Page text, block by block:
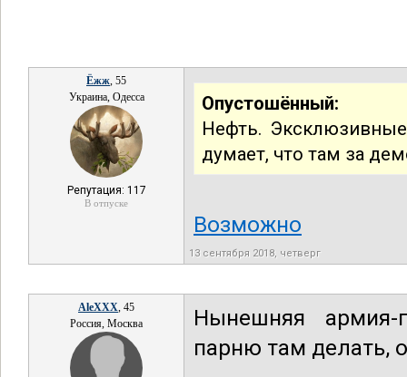
Ёжж, 55
Украина, Одесса
Репутация: 117
В отпуске
Опустошённый:
Нефть.
думает, что там за
Возможно
13 сентября 2018, четверг
AleXXX, 45
Россия, Москва
Нынешняя армия-
парню там делать,